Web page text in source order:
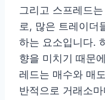
그리고 스프레드
로, 많은 트레이더
하는 요소입니다.
향을 미치기 때문
레드는 매수와 매
반적으로 거래소